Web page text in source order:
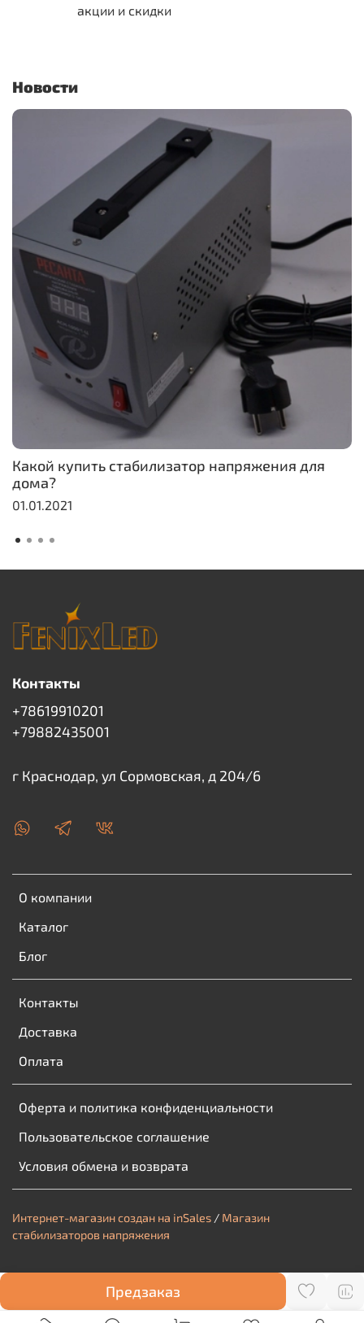
Предзаказ
акции и скидки
Новости
Какой купить стабилизатор напряжения для
дома?
01.01.2021
О компании
Каталог
Блог
Контакты
Доставка
Оплата
Оферта и политика конфиденциальности
Пользовательское соглашение
Условия обмена и возврата
Контакты
+78619910201
+79882435001
г Краснодар, ул Сормовская, д 204/6
Интернет-магазин создан на inSales / Магазин
стабилизаторов напряжения